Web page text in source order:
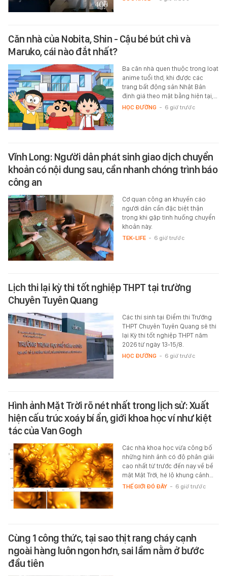
Căn nhà của Nobita, Shin - Cậu bé bút chì và
Maruko, cái nào đắt nhất?
Ba căn nhà quen thuộc trong loạt
anime tuổi thơ, khi được các
trang bất động sản Nhật Bản
định giá theo mặt bằng hiện tại,…
HỌC ĐƯỜNG - 6 giờ trước
Vĩnh Long: Người dân phát sinh giao dịch chuyển
khoản có nội dung sau, cần nhanh chóng trình báo
công an
Cơ quan công an khuyến cáo
người dân cần đặc biệt thận
trọng khi gặp tình huống chuyển
khoản này.
TEK-LIFE - 6 giờ trước
Lịch thi lại kỳ thi tốt nghiệp THPT tại trường
Chuyên Tuyên Quang
Các thí sinh tại Điểm thi Trường
THPT Chuyên Tuyên Quang sẽ thi
lại Kỳ thi tốt nghiệp THPT năm
2026 từ ngày 13-15/8.
HỌC ĐƯỜNG - 6 giờ trước
Hình ảnh Mặt Trời rõ nét nhất trong lịch sử: Xuất
hiện cấu trúc xoáy bí ẩn, giới khoa học ví như kiệt
tác của Van Gogh
Các nhà khoa học vừa công bố
những hình ảnh có độ phân giải
cao nhất từ trước đến nay về bề
mặt Mặt Trời, hé lộ khung cảnh…
THẾ GIỚI ĐÓ ĐÂY - 6 giờ trước
Cùng 1 công thức, tại sao thịt rang cháy cạnh
ngoài hàng luôn ngon hơn, sai lầm nằm ở bước
đầu tiên